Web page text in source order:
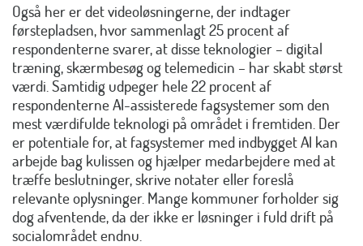
Også her er det videoløsningerne, der indtager
førstepladsen, hvor sammenlagt 25 procent af
respondenterne svarer, at disse teknologier – digital
træning, skærmbesøg og telemedicin – har skabt størst
værdi. Samtidig udpeger hele 22 procent af
respondenterne AI-assisterede fagsystemer som den
mest værdifulde teknologi på området i fremtiden. Der
er potentiale for, at fagsystemer med indbygget AI kan
arbejde bag kulissen og hjælper medarbejdere med at
træffe beslutninger, skrive notater eller foreslå
relevante oplysninger. Mange kommuner forholder sig
dog afventende, da der ikke er løsninger i fuld drift på
socialområdet endnu.